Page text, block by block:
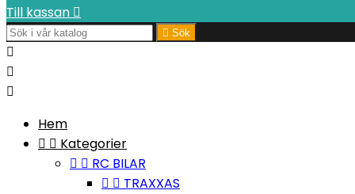
Till kassan 
 Sök



Hem
  Kategorier
  RC BILAR
  TRAXXAS